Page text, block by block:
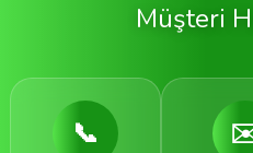
Müşteri
📞